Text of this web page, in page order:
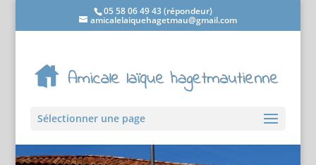
05 58 06 49 43 (répondeur)
amicalelaiquehagetmau@gmail.com
Sélectionner une page